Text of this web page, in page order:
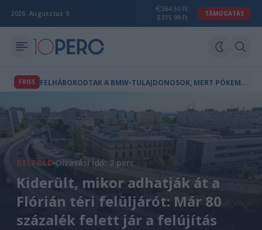
2026. Augusztus 9.
364.50 Ft
315.99 Ft
TÁMOGATÁS
FRISS F
ELHÁBORODTAK A BMW-TULAJDONOSOK, MERT PÓKEMBER-REKLÁM JELENT MEG AZ AUTÓIK FEDÉLZETI KÉPERNYŐJÉN
BELFÖLD Olvasási idő: 2 perc
Kiderült, mikor adhatják át a
Flórián téri felüljárót: Már 80
százalék felett jár a felújítás